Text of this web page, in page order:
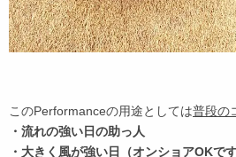
このPerformanceの用途としては普段の
・流れの強い日の助っ人
・大きく風が強い日（オンショアOKで